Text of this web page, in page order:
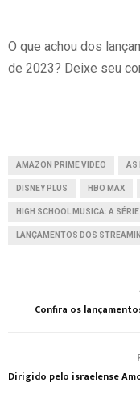
O que achou dos
de 2023? Deixe seu
AMAZON PRIME VIDEO AS
DISNEY PLUS HBO MAX
HIGH SCHOOL MUSICA: A
LANÇAMENTOS DOS
Confira os
Dirigido pelo israelense